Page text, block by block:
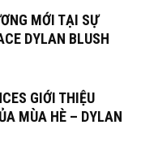
MỚI TẠI SỰ
DYLAN BLUSH
GIỚI THIỆU
MÙA HÈ – DYLAN